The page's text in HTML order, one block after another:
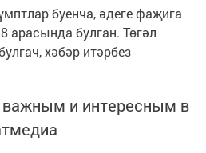
буенча, әдеге фаҗига
арасында булган. Төгәл
хәбәр итәрбез
и интересным в